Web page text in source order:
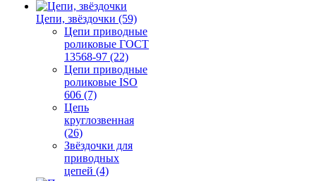
Цепи, звёздочки (59)
Цепи приводные
роликовые ГОСТ
13568-97 (22)
Цепи приводные
роликовые ISO
606 (7)
Цепь
круглозвенная
(26)
Звёздочки для
приводных
цепей (4)